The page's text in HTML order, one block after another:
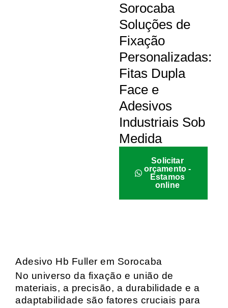
Sorocaba
Soluções de
Fixação
Personalizadas:
Fitas Dupla
Face e
Adesivos
Industriais Sob
Medida
Solicitar
orçamento -
Estamos
online
Adesivo Hb Fuller em Sorocaba
No universo da fixação e união de
materiais, a precisão, a durabilidade e a
adaptabilidade são fatores cruciais para